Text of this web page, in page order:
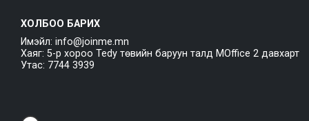
ХОЛБОО БАРИХ
Имэйл: info@joinme.mn
Хаяг: 5-р хороо Tedy төвийн баруун талд MOffice 2 давхарт
Утас: 7744 3939